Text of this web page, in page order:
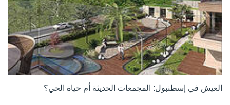
العيش في إسطنبول: المجمعات الحديثة أم حياة الحي؟